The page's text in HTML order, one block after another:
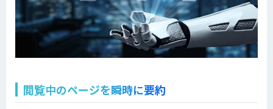
閲覧中のページを瞬時に要約